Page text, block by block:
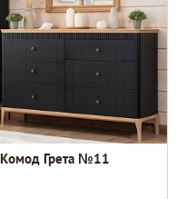
Комод Грета №11